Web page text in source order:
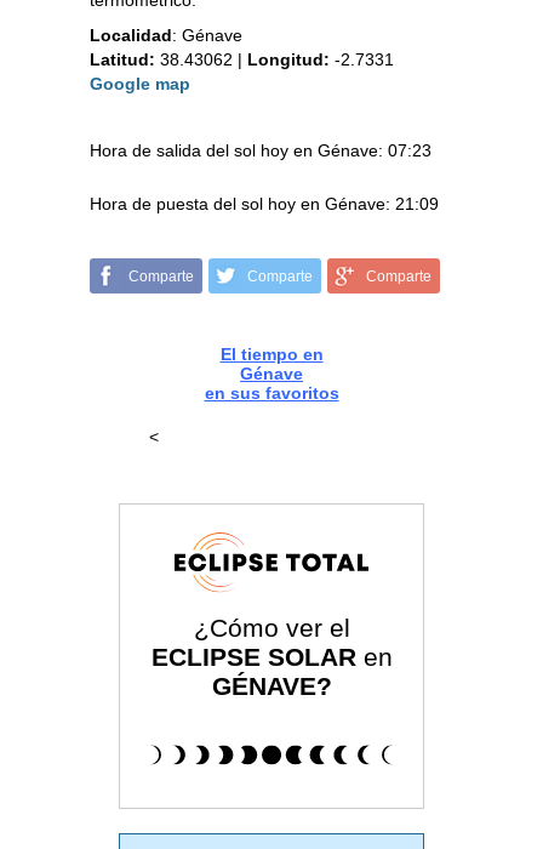
Localidad: Génave
Latitud: 38.43062 | Longitud: -2.7331
Google map
Hora de salida del sol hoy en Génave: 07:23
Hora de puesta del sol hoy en Génave: 21:09
Comparte Comparte Comparte
El tiempo en
Génave
en sus favoritos
<
¿Cómo ver el
ECLIPSE SOLAR en
GÉNAVE?